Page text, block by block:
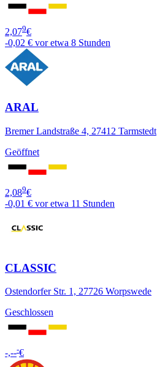
2,079€
-0,02 € vor etwa 8 Stunden
ARAL
Bremer Landstraße 4, 27412 Tarmstedt
Geöffnet
2,089€
-0,01 € vor etwa 11 Stunden
CLASSIC
Ostendorfer Str. 1, 27726 Worpswede
Geschlossen
-,---€